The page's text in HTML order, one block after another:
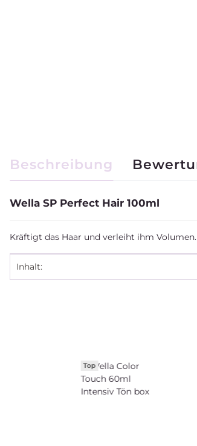
Beschreibung
Wella SP Perfect Hair 100ml
Kräftigt das Haar und verleiht ihm
Produkteigenschaft
Wert
Inhalt:
Top